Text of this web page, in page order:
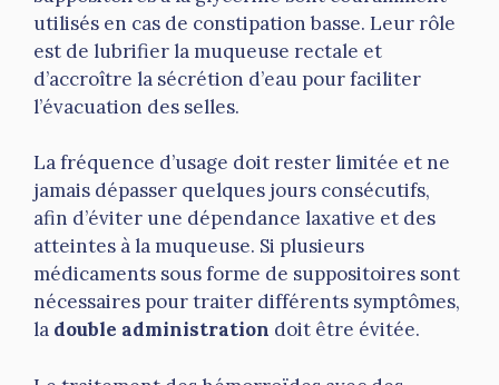
utilisés en cas de constipation basse. Leur rôle
est de lubrifier la muqueuse rectale et
d’accroître la sécrétion d’eau pour faciliter
l’évacuation des selles.
La fréquence d’usage doit rester limitée et ne
jamais dépasser quelques jours consécutifs,
afin d’éviter une dépendance laxative et des
atteintes à la muqueuse. Si plusieurs
médicaments sous forme de suppositoires sont
nécessaires pour traiter différents symptômes,
la double administration doit être évitée.